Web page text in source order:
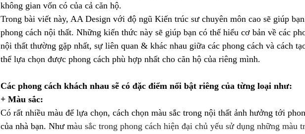
không gian vốn có của cả căn hộ.
Trong bài viết này, AA Design với độ ngũ Kiến trúc sư chuyên môn cao sẽ giúp
phong cách nội thất. Những kiến thức này sẽ giúp bạn có thể hiểu cơ bản về các
nội thất thường gặp nhất, sự liên quan & khác nhau giữa các phong cách và cách
thể lựa chọn được phong cách phù hợp nhất cho căn hộ của riêng mình.
Các phong cách khách nhau sẽ có đặc điểm nổi bật riêng của từng loại như:
+ Màu sắc:
Có rất nhiều màu để lựa chọn, cách chọn màu sắc trong nội thất ảnh hưởng tới
của nhà bạn. Như màu sắc trong phong cách hiện đại chủ yếu sử dụng những màu